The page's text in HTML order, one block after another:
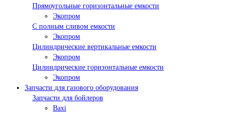
Прямоугольные горизонтальные емкости
Экопром
С полным сливом емкости
Экопром
Цилиндрические вертикальные емкости
Экопром
Цилиндрические горизонтальные емкости
Экопром
Запчасти для газового оборудования
Запчасти для бойлеров
Baxi